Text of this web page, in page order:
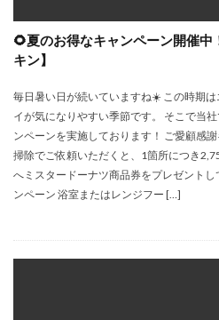
🌻夏のお得なキャンペーン開催中
キン】
毎日暑い日が続いていますね☀️ この時期
イが気になりやすい季節です。 そこで当
ンペーンを実施しております！ ご愛顧感
掃除でご依頼いただくと、1箇所につき
へミスタードーナツ商品券をプレゼント
ンペーン 浴室またはレンジフー […]